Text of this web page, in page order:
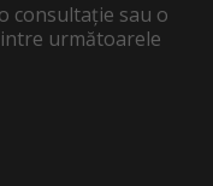
consultație sau o
următoarele